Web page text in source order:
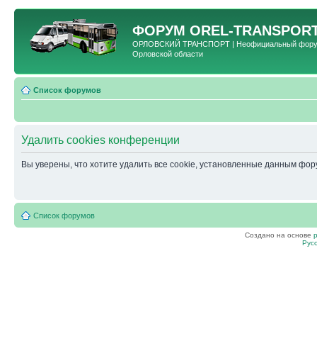
ФОРУМ OREL-
ОРЛОВСКИЙ ТРАНСПОРТ | Неофициальный форум
Орловской области
Список форумов
Удалить cookies конференции
Вы уверены, что хотите удалить все cookie, установленные данным
Список форумов
Создано на основе